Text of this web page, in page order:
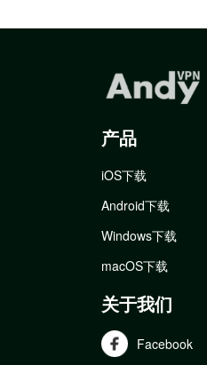
产品
iOS下载
Android下载
Windows下载
macOS下载
关于我们
Facebook